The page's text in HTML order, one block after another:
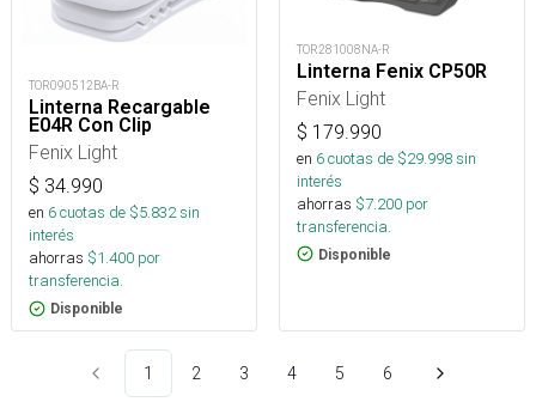
TOR090512BA-R
Linterna Recargable
E04R Con Clip
Fenix Light
$ 34.990
en 6cuotas de $5.832sin
interés
ahorras $1.400 por
transferencia.
Disponible
TOR281008NA-R
Linterna Fenix CP50R
Fenix Light
$ 179.990
en 6cuotas de $29.998sin
interés
ahorras $7.200 por
transferencia.
Disponible
1 2 3 4 5 6